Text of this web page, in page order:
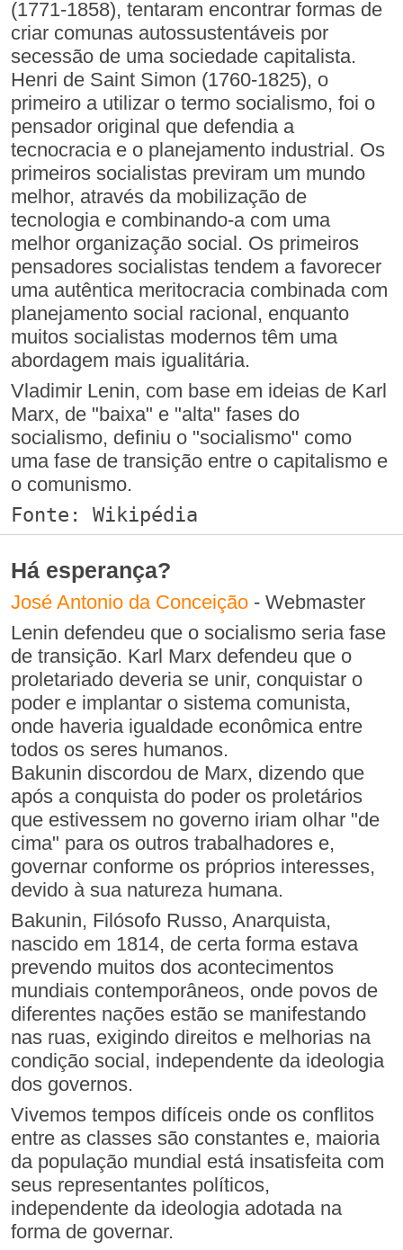
(1771-1858), tentaram encontrar formas de
criar comunas autossustentáveis por
secessão de uma sociedade capitalista.
Henri de Saint Simon (1760-1825), o
primeiro a utilizar o termo socialismo, foi o
pensador original que defendia a
tecnocracia e o planejamento industrial. Os
primeiros socialistas previram um mundo
melhor, através da mobilização de
tecnologia e combinando-a com uma
melhor organização social. Os primeiros
pensadores socialistas tendem a favorecer
uma autêntica meritocracia combinada com
planejamento social racional, enquanto
muitos socialistas modernos têm uma
abordagem mais igualitária.
Vladimir Lenin, com base em ideias de Karl
Marx, de "baixa" e "alta" fases do
socialismo, definiu o "socialismo" como
uma fase de transição entre o capitalismo e
o comunismo.
Fonte: Wikipédia
Há esperança?
José Antonio da Conceição - Webmaster
Lenin defendeu que o socialismo seria fase
de transição. Karl Marx defendeu que o
proletariado deveria se unir, conquistar o
poder e implantar o sistema comunista,
onde haveria igualdade econômica entre
todos os seres humanos.
Bakunin discordou de Marx, dizendo que
após a conquista do poder os proletários
que estivessem no governo iriam olhar "de
cima" para os outros trabalhadores e,
governar conforme os próprios interesses,
devido à sua natureza humana.
Bakunin, Filósofo Russo, Anarquista,
nascido em 1814, de certa forma estava
prevendo muitos dos acontecimentos
mundiais contemporâneos, onde povos de
diferentes nações estão se manifestando
nas ruas, exigindo direitos e melhorias na
condição social, independente da ideologia
dos governos.
Vivemos tempos difíceis onde os conflitos
entre as classes são constantes e, maioria
da população mundial está insatisfeita com
seus representantes políticos,
independente da ideologia adotada na
forma de governar.